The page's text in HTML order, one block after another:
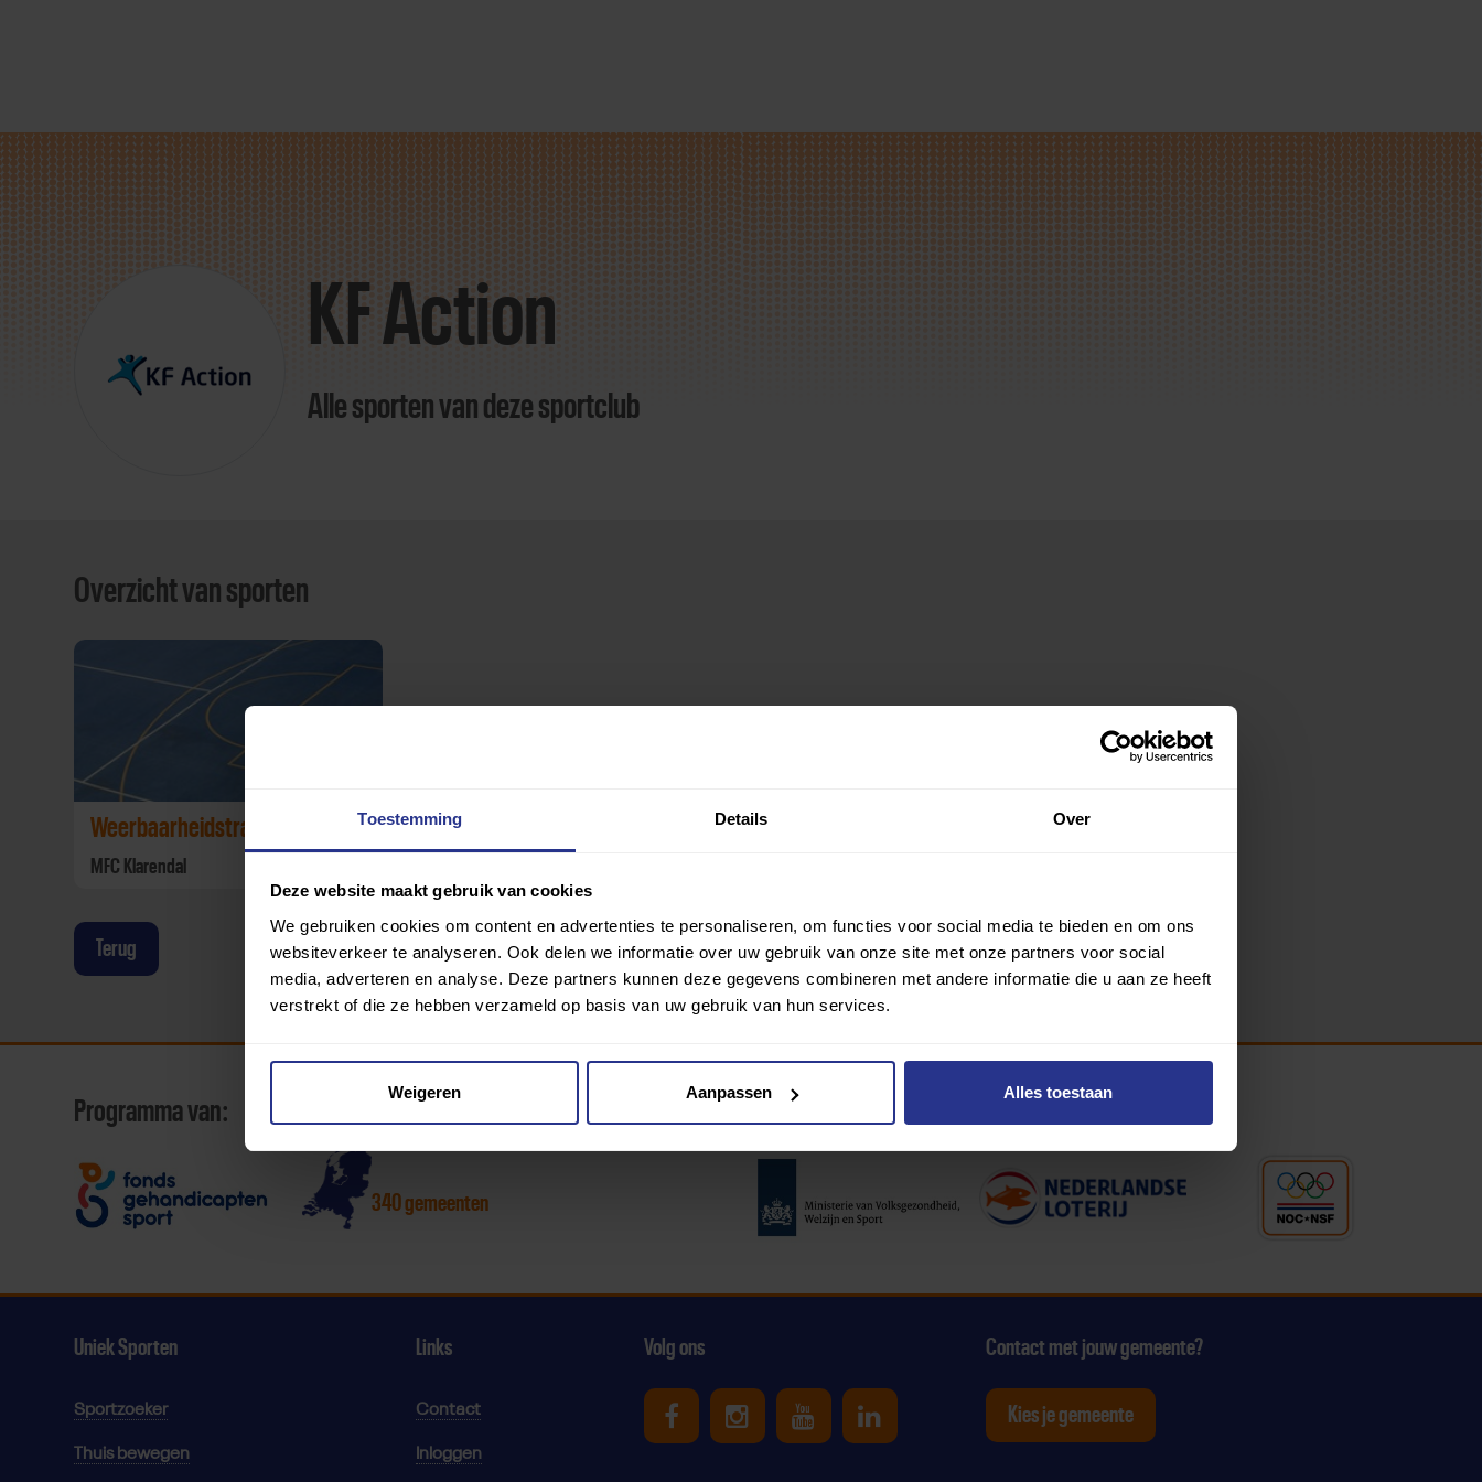
Toestemming Details Over
Deze website maakt gebruik van cookies
We gebruiken cookies om content en advertenties te personaliseren, om functies voor social media te bieden en om ons
websiteverkeer te analyseren. Ook delen we informatie over uw gebruik van onze site met onze partners voor social
media, adverteren en analyse. Deze partners kunnen deze gegevens combineren met andere informatie die u aan ze heeft
verstrekt of die ze hebben verzameld op basis van uw gebruik van hun services.
Weigeren Aanpassen Alles toestaan
Direct
door
KF Action
Alle sporten van deze sportclub
Overzicht van sporten
Weerbaarheidstraining
MFC Klarendal
Terug
Programma van:
340 gemeenten
Partners:
Uniek Sporten
Sportzoeker
Thuis bewegen
Links
Contact
Inloggen
Volg ons
Uniek Sporten op Facebook
Uniek Sporten op Instagram
Uniek Sporten op Youtube
Uniek Sporten op Linkedin
Contact met jouw gemeente?
Kies je gemeente